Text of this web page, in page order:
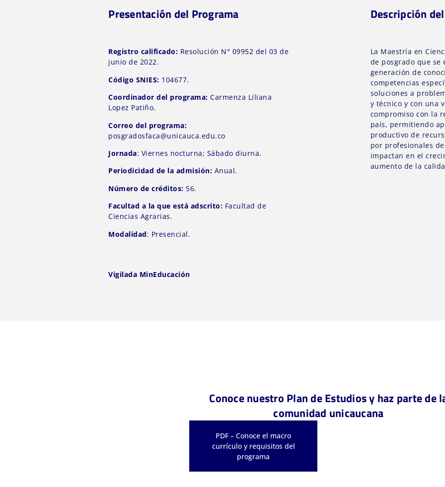
Presentación del Programa
Registro calificado: Resolución N° 09952 del 03 de
junio de 2022.
Código SNIES: 104677.
Coordinador del programa: Carmenza Liliana
Lopez Patiño.
Correo del programa:
posgradosfaca@unicauca.edu.co
Jornada: Viernes nocturna; Sábado diurna.
Periodicidad de la admisión: Anual.
Número de créditos: 56.
Facultad a la que está adscrito: Facultad de
Ciencias Agrarias.
Modalidad: Presencial.
Vigilada MinEducación
Descripción
La Maestría en
de posgrado que
generación de
competencias
soluciones a
y técnico y con una
compromiso con la
país, permitiendo
productivo de
por profesionales
impactan en el
aumento de la
Conoce nuestro Plan de Estudios y haz parte de
comunidad unicaucana
PDF – Conoce el macro
currículo y requisitos del
programa